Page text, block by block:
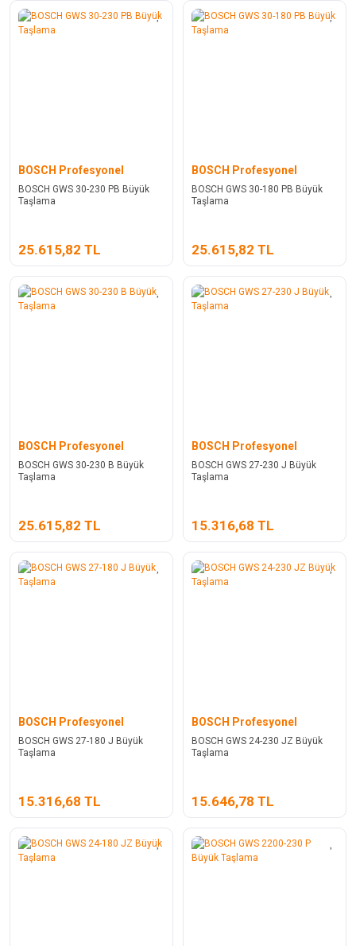
BOSCH Profesyonel
BOSCH GWS 30-230 PB Büyük
Taşlama
25.615,82 TL
BOSCH Profesyonel
BOSCH GWS 30-180 PB Büyük
Taşlama
25.615,82 TL
BOSCH Profesyonel
BOSCH GWS 30-230 B Büyük
Taşlama
25.615,82 TL
BOSCH Profesyonel
BOSCH GWS 27-230 J Büyük
Taşlama
15.316,68 TL
BOSCH Profesyonel
BOSCH GWS 27-180 J Büyük
Taşlama
15.316,68 TL
BOSCH Profesyonel
BOSCH GWS 24-230 JZ Büyük
Taşlama
15.646,78 TL